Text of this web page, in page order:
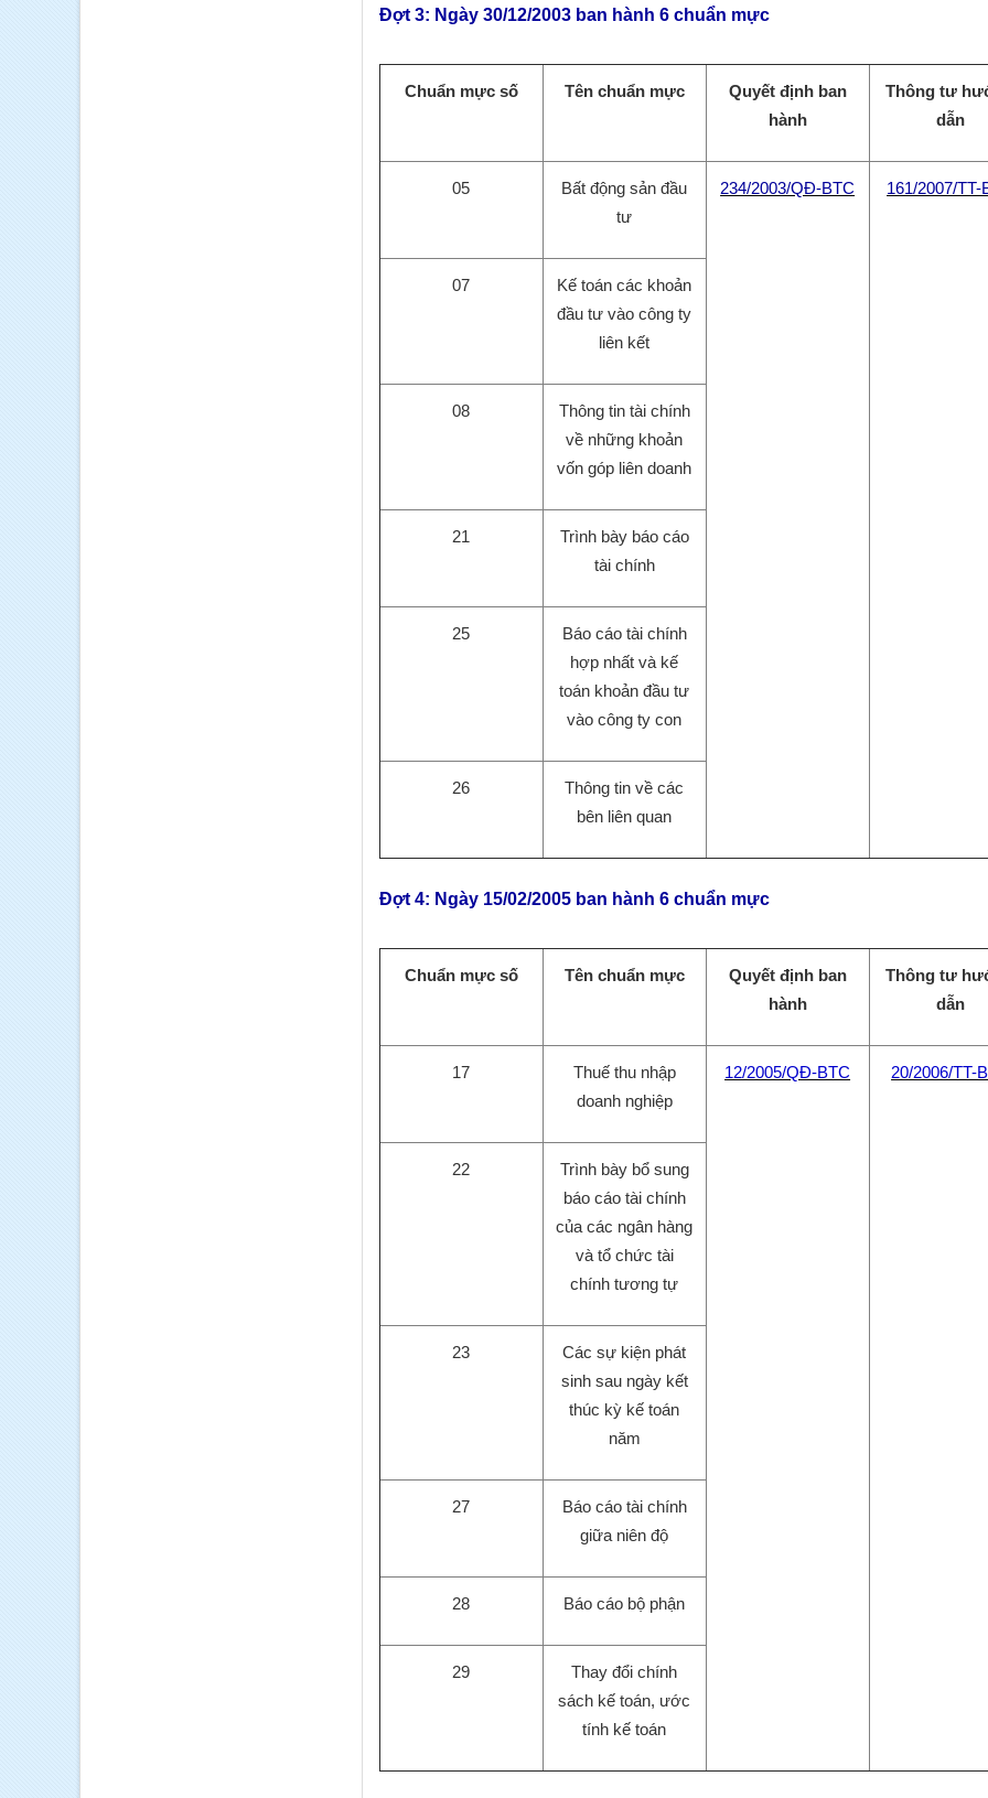
Đợt 3: Ngày 30/12/2003 ban hành 6 chuẩn mực
Chuẩn mực số Tên chuẩn mực
Quyết định ban
hành
Thông tư
dẫn
05
Bất động sản đầu
tư
234/2003/QĐ-BTC 161/2007/TT-
07
Kế toán các khoản
đầu tư vào công ty
liên kết
08
Thông tin tài chính
về những khoản
vốn góp liên doanh
21
Trình bày báo cáo
tài chính
25
Báo cáo tài chính
hợp nhất và kế
toán khoản đầu tư
vào công ty con
26
Thông tin về các
bên liên quan
Đợt 4: Ngày 15/02/2005 ban hành 6 chuẩn mực
Chuẩn mực số Tên chuẩn mực
Quyết định ban
hành
Thông tư
dẫn
17
Thuế thu nhập
doanh nghiệp
12/2005/QĐ-BTC 20/2006/TT-
22
Trình bày bổ sung
báo cáo tài chính
của các ngân hàng
và tổ chức tài
chính tương tự
23
Các sự kiện phát
sinh sau ngày kết
thúc kỳ kế toán
năm
27
Báo cáo tài chính
giữa niên độ
28 Báo cáo bộ phận
29
Thay đổi chính
sách kế toán, ước
tính kế toán